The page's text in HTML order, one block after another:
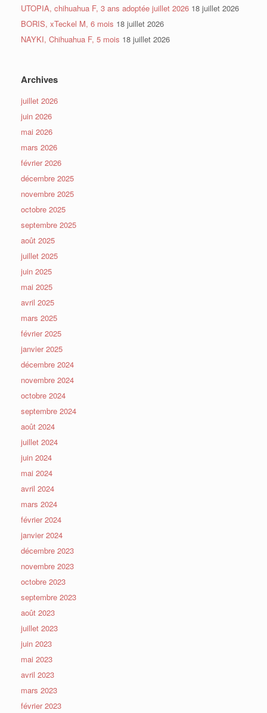
UTOPIA, chihuahua F, 3 ans adoptée juillet 2026 18 juillet 2026
BORIS, xTeckel M, 6 mois 18 juillet 2026
NAYKI, Chihuahua F, 5 mois 18 juillet 2026
Archives
juillet 2026
juin 2026
mai 2026
mars 2026
février 2026
décembre 2025
novembre 2025
octobre 2025
septembre 2025
août 2025
juillet 2025
juin 2025
mai 2025
avril 2025
mars 2025
février 2025
janvier 2025
décembre 2024
novembre 2024
octobre 2024
septembre 2024
août 2024
juillet 2024
juin 2024
mai 2024
avril 2024
mars 2024
février 2024
janvier 2024
décembre 2023
novembre 2023
octobre 2023
septembre 2023
août 2023
juillet 2023
juin 2023
mai 2023
avril 2023
mars 2023
février 2023